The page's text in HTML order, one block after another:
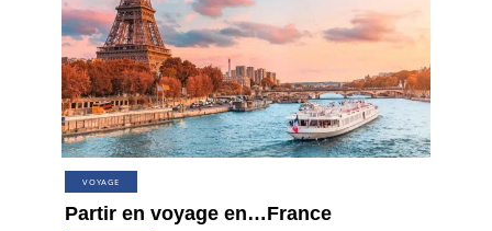
VOYAGE
Partir en voyage en…France